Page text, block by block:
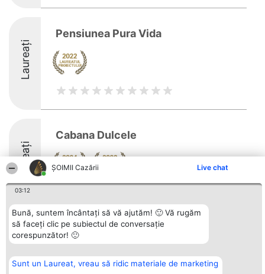
ȘOIMII Cazării Live chat
03:12
Bună, suntem încântați să vă ajutăm! 🙂 Vă rugăm
să faceți clic pe subiectul de conversație
corespunzător! 🙂
Sunt un Laureat, vreau să ridic materiale de marketing
Laureați
Pensiunea Pura Vida
Laureați
Cabana Dulcele
Organizator Ranking
BRIGHT SOLUTIONS BR SRL
Sc. A Et. 4 Ap. 13 Cod 061952
Câștigătorii
Laureaților
Contact